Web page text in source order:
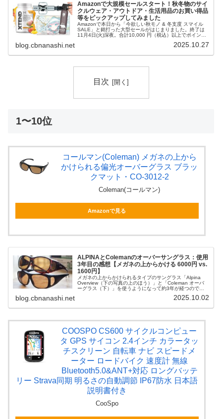
Amazonで大規模セールスタート！秋冬物のサイ
クルウェア・アウトドア・生活用品のお買い得品
等をピックアップしてみました
Amazonで本日から「今欲しい秋モノ & 冬支度 スマイル
SALE」と銘打った大型セールがはじまりました。終了は
11月4日(火)深夜。合計10,000 円（税込）以上でポイント
blog.cbnanashi.net 2025.10.27
目次
1〜10位
コールマン(Coleman) メガネの上から
かけられる偏光オーバーグラス ブラッ
クマット・CO-3012-2
Coleman(コールマン)
Amazonで見る
ALPINAとColemanのオーバーサングラス：使用
3年目の感想【メガネの上からかける 6000円 vs.
1600円】
メガネの上からかけられるタイプのサングラス「Alpina
Overview（下の写真の上のほう）」と「Coleman オーバ
ーグラス（下）」を使うようになって約3年が経つので、
blog.cbnanashi.net 2025.10.02
COOSPO CS600 サイクルコンピュー
タ GPS サイコン 2.4インチ カラータッ
チスクリーン 自転車 ナビ スピードメ
ーター ロードバイク 速度計 無線
Bluetooth5.0&ANT+対応 ロングバッテ
リー Strava同期 明るさの自動調節 IP67防水 日本語
説明書付き
CooSpo